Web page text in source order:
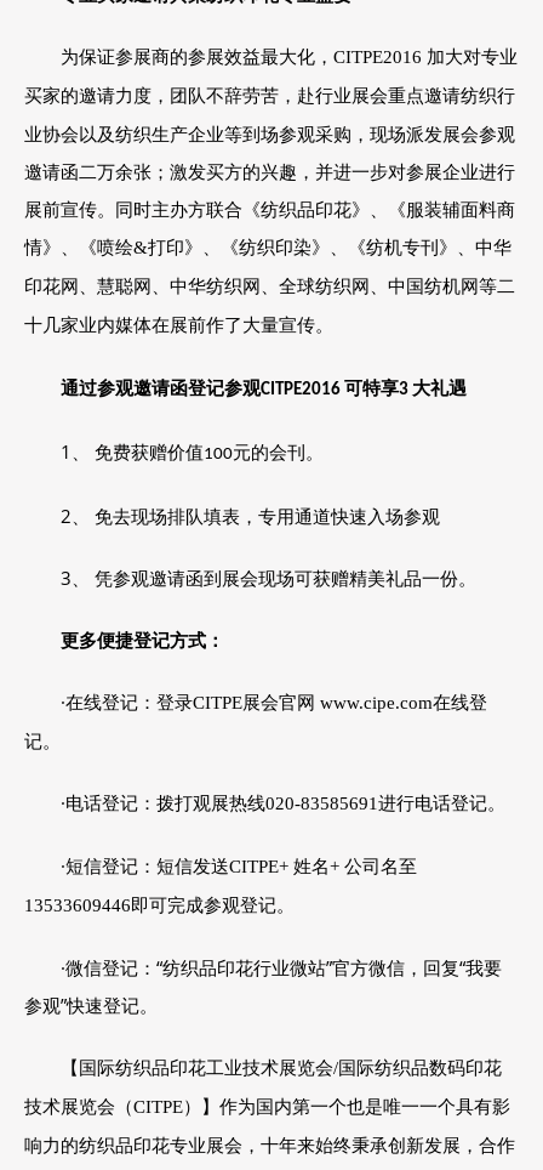
为保证参展商的参展效益最大化， CITPE2016 加大对专业
买家的邀请力度，团队不辞劳苦，赴行业展会重点邀请纺织行
业协会以及纺织生产企业等到场参观采购，现场派发展会参观
邀请函二万余张；激发买方的兴趣，并进一步对参展企业进行
展前宣传。同时主办方联合《纺织品印花》、《服装辅面料商
情》、《喷绘&打印》、《纺织印染》、《纺机专刊》、中华
印花网、慧聪网、中华纺织网、全球纺织网、中国纺机网等二
十几家业内媒体在展前作了大量宣传。
通过参观邀请函登记参观CITPE2016 可特享3 大礼遇
1、 免费获赠价值100元的会刊。
2、 免去现场排队填表，专用通道快速入场参观
3、 凭参观邀请函到展会现场可获赠精美礼品一份。
更多便捷登记方式：
·在线登记：登录CITPE展会官网 www.cipe.com在线登
记。
·电话登记：拨打观展热线020-83585691进行电话登记。
·短信登记：短信发送CITPE+ 姓名+ 公司名至
13533609446即可完成参观登记。
·微信登记：“纺织品印花行业微站”官方微信，回复“我要
参观”快速登记。
【国际纺织品印花工业技术展览会/国际纺织品数码印花
技术展览会（CITPE）】作为国内第一个也是唯一一个具有影
响力的纺织品印花专业展会，十年来始终秉承创新发展，合作